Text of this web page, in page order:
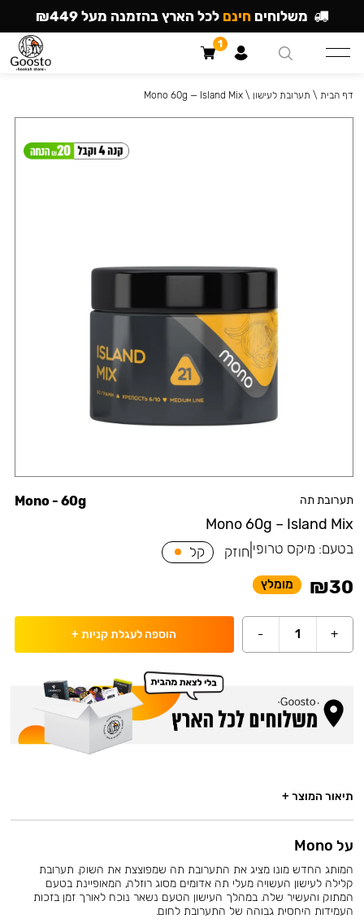
תערובת תה
Mono 60g – Island Mix
Mono - 60g
בטעם: מיקס טרופי חוזק קל
₪30 מומלץ
+
1
- הוספה לעגלת קניות +
דף הבית \ תערובת לעישון \
Mono 60g — Island Mix
תיאור המוצר +
על Mono
המותג החדש מונו מציג את התערובת תה שמפוצצת את השוק. תערובת
קלילה לעישון העשויה מעלי תה אדומים מסוג רוזלה, המאופיינת בטעם
המתוק והעשיר שלה. במהלך העישון הטעם נשאר נוכח לאורך זמן בזכות
העמידות היחסית גבוהה של התערובת לחום.
משלוחים חינם לכל הארץ בהזמנה מעל ₪449
1